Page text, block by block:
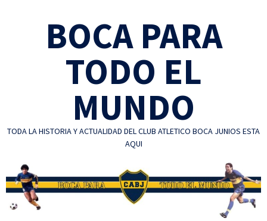
BOCA PARA
TODO EL
MUNDO
TODA LA HISTORIA Y ACTUALIDAD DEL CLUB ATLETICO BOCA JUNIOS ESTA
AQUI